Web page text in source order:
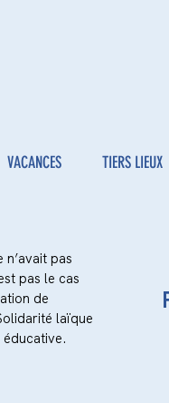
VACANCES TIERS LIEUX
pas
pas le cas
de
laïque